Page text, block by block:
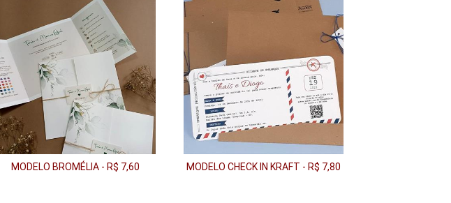
MODELO BROMÉLIA - R$ 7,60 MODELO CHECK IN KRAFT - R$ 7,80